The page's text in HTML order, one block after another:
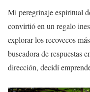
Mi peregrinaje espiritual
convirtió en un regalo
explorar los recovecos
buscadora de respuestas
dirección, decidí